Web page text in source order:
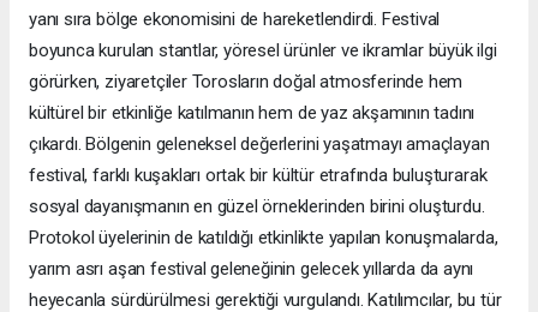
yanı sıra bölge ekonomisini de hareketlendirdi. Festival
boyunca kurulan stantlar, yöresel ürünler ve ikramlar büyük ilgi
görürken, ziyaretçiler Torosların doğal atmosferinde hem
kültürel bir etkinliğe katılmanın hem de yaz akşamının tadını
çıkardı. Bölgenin geleneksel değerlerini yaşatmayı amaçlayan
festival, farklı kuşakları ortak bir kültür etrafında buluşturarak
sosyal dayanışmanın en güzel örneklerinden birini oluşturdu.
Protokol üyelerinin de katıldığı etkinlikte yapılan konuşmalarda,
yarım asrı aşan festival geleneğinin gelecek yıllarda da aynı
heyecanla sürdürülmesi gerektiği vurgulandı. Katılımcılar, bu tür